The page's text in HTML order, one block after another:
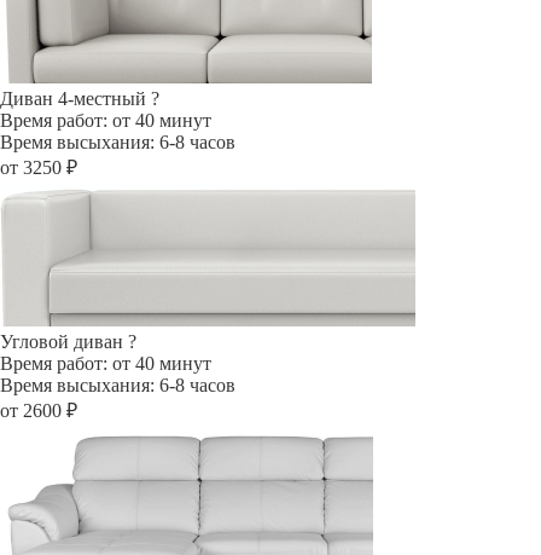
Диван 4-местный ?
Время работ: от 40 минут
Время высыхания: 6-8 часов
от 3250 ₽
Угловой диван ?
Время работ: от 40 минут
Время высыхания: 6-8 часов
от 2600 ₽